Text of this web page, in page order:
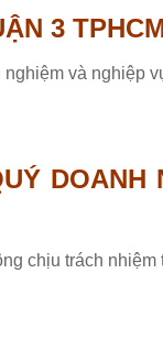
3
và nghiệp
DOANH
chịu trách